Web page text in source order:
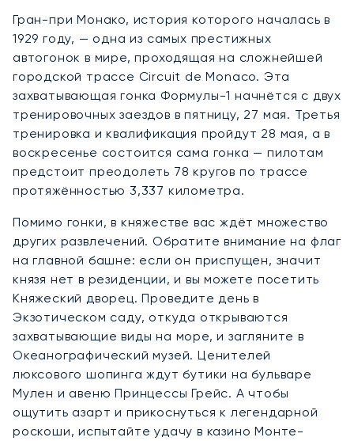
Гран-при Монако, история которого началась в
1929 году, — одна из самых престижных
автогонок в мире, проходящая на сложнейшей
городской трассе Circuit de Monaco. Эта
захватывающая гонка Формулы-1 начнётся с двух
тренировочных заездов в пятницу, 27 мая. Третья
тренировка и квалификация пройдут 28 мая, а в
воскресенье состоится сама гонка — пилотам
предстоит преодолеть 78 кругов по трассе
протяжённостью 3,337 километра.
Помимо гонки, в княжестве вас ждёт множество
других развлечений. Обратите внимание на флаг
на главной башне: если он приспущен, значит
князя нет в резиденции, и вы можете посетить
Княжеский дворец. Проведите день в
Экзотическом саду, откуда открываются
захватывающие виды на море, и загляните в
Океанографический музей. Ценителей
люксового шопинга ждут бутики на бульваре
Мулен и авеню Принцессы Грейс. А чтобы
ощутить азарт и прикоснуться к легендарной
роскоши, испытайте удачу в казино Монте-